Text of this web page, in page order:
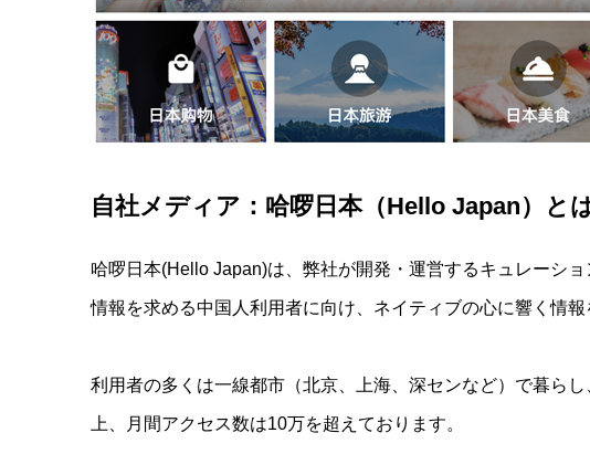
自社メディア：哈啰日本（Hello Japan）と
哈啰日本(Hello Japan)は、弊社が開発・運営するキュレーシ
情報を求める中国人利用者に向け、ネイティブの心に響く情報
利用者の多くは一線都市（北京、上海、深センなど）で暮ら
上、月間アクセス数は10万を超えております。